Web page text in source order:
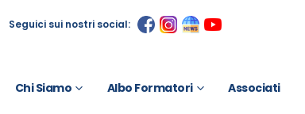
Seguici sui nostri social:
Chi Siamo Albo Formatori Associati